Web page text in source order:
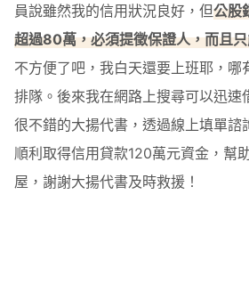
員說雖然我的信用狀況良好，但公股
超過80萬，必須提徵保證人，而且
不方便了吧，我白天還要上班耶，哪
排隊。後來我在網路上搜尋可以迅速
很不錯的大揚代書，透過線上填單諮
順利取得信用貸款120萬元資金，幫
屋，謝謝大揚代書及時救援！